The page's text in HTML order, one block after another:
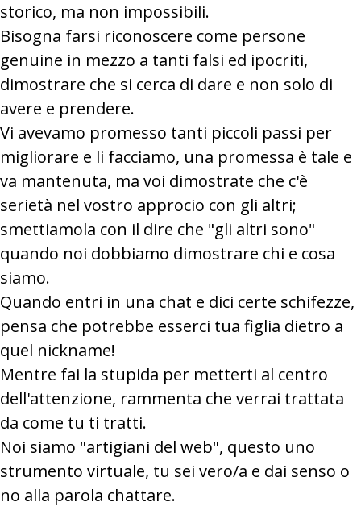
storico, ma non impossibili.
Bisogna farsi riconoscere come persone
genuine in mezzo a tanti falsi ed ipocriti,
dimostrare che si cerca di dare e non solo di
avere e prendere.
Vi avevamo promesso tanti piccoli passi per
migliorare e li facciamo, una promessa è tale e
va mantenuta, ma voi dimostrate che c'è
serietà nel vostro approcio con gli altri;
smettiamola con il dire che "gli altri sono"
quando noi dobbiamo dimostrare chi e cosa
siamo.
Quando entri in una chat e dici certe schifezze,
pensa che potrebbe esserci tua figlia dietro a
quel nickname!
Mentre fai la stupida per metterti al centro
dell'attenzione, rammenta che verrai trattata
da come tu ti tratti.
Noi siamo "artigiani del web", questo uno
strumento virtuale, tu sei vero/a e dai senso o
no alla parola chattare.